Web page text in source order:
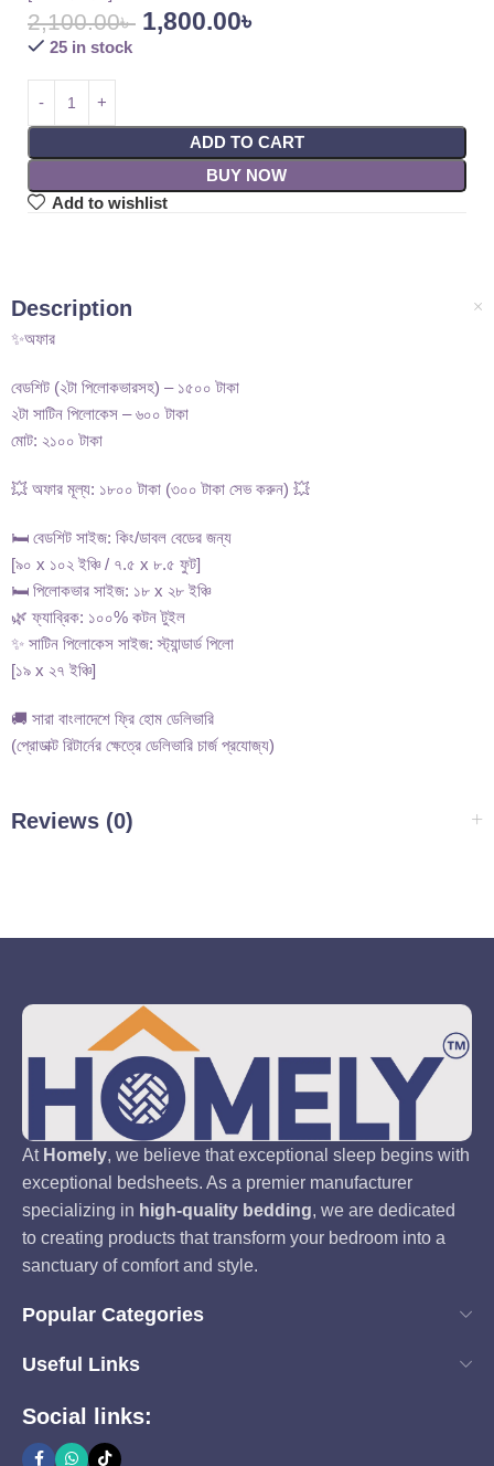
2,100.00৳ 1,800.00৳
25 in stock
ADD TO CART
BUY NOW
Add to wishlist
Description
✨অফার
বেডশিট (২টা পিলোকভারসহ) – ১৫০০ টাকা
২টা সাটিন পিলোকেস – ৬০০ টাকা
মোট: ২১০০ টাকা
💥 অফার মূল্য: ১৮০০ টাকা (৩০০ টাকা সেভ করুন) 💥
🛏️ বেডশিট সাইজ: কিং/ডাবল বেডের জন্য
[৯০ x ১০২ ইঞ্চি / ৭.৫ x ৮.৫ ফুট]
🛏️ পিলোকভার সাইজ: ১৮ x ২৮ ইঞ্চি
🌿 ফ্যাব্রিক: ১০০% কটন টুইল
✨ সাটিন পিলোকেস সাইজ: স্ট্যান্ডার্ড পিলো
[১৯ x ২৭ ইঞ্চি]
🚚 সারা বাংলাদেশে ফ্রি হোম ডেলিভারি
(প্রোডাক্ট রিটার্নের ক্ষেত্রে ডেলিভারি চার্জ প্রযোজ্য)
Reviews (0)
At Homely, we believe that exceptional sleep begins with
exceptional bedsheets. As a premier manufacturer
specializing in high-quality bedding, we are dedicated
to creating products that transform your bedroom into a
sanctuary of comfort and style.
Popular Categories
Useful Links
Social links: